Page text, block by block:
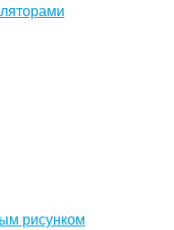
рисунком